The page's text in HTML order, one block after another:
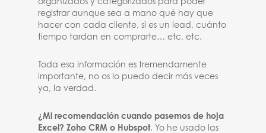
organizados y categorizados para poder
registrar aunque sea a mano qué hay que
hacer con cada cliente, si es un lead, cuánto
tiempo tardan en comprarte… etc, etc.
Toda esa información es tremendamente
importante, no os lo puedo decir más veces
ya, la verdad.
¿Mi recomendación cuando pasemos de hoja
Excel? Zoho CRM o Hubspot. Yo he usado las